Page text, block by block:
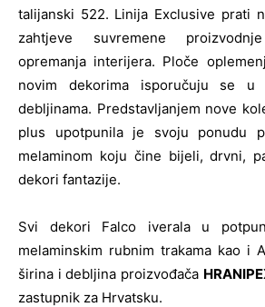
talijanski 522. Linija Exclusive prati
zahtjeve suvremene
opremanja interijera. Ploče
novim dekorima isporučuju se u
debljinama. Predstavljanjem nove
plus upotpunila je svoju ponudu
melaminom koju čine bijeli, drvni,
dekori fantazije.
Svi dekori Falco iverala u
melaminskim rubnim trakama kao i
širina i debljina proizvođača
zastupnik za Hrvatsku.